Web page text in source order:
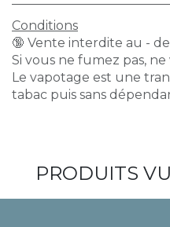
Conditions
🔞 Vente interdite au - de
Si vous ne fumez pas, ne
Le vapotage est une
tabac puis sans
PRODUITS